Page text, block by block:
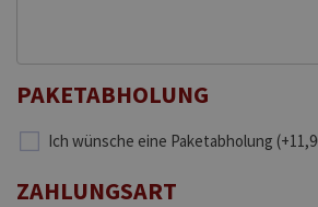
PAKETABHOLUNG
Ich wünsche eine Paketabholung
ZAHLUNGSART